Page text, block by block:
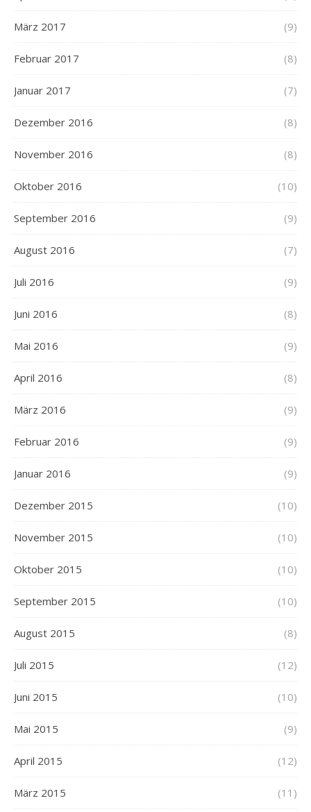
März 2017 (9)
Februar 2017 (8)
Januar 2017 (7)
Dezember 2016 (8)
November 2016 (8)
Oktober 2016 (10)
September 2016 (9)
August 2016 (7)
Juli 2016 (9)
Juni 2016 (8)
Mai 2016 (9)
April 2016 (8)
März 2016 (9)
Februar 2016 (9)
Januar 2016 (9)
Dezember 2015 (10)
November 2015 (10)
Oktober 2015 (10)
September 2015 (10)
August 2015 (8)
Juli 2015 (12)
Juni 2015 (10)
Mai 2015 (9)
April 2015 (12)
März 2015 (11)